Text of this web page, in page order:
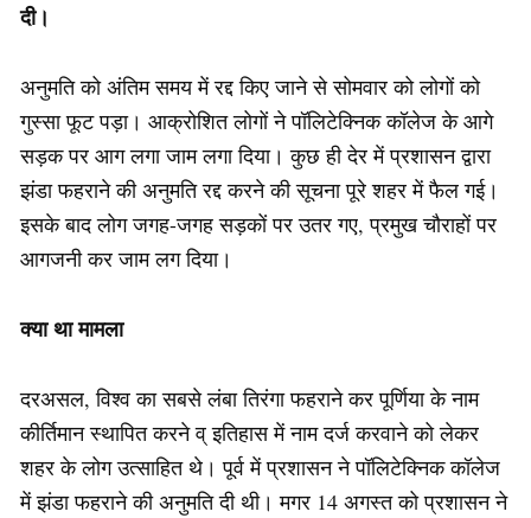
दी।
अनुमति को अंतिम समय में रद्द किए जाने से सोमवार को लोगों को
गुस्सा फूट पड़ा। आक्रोशित लोगों ने पॉलिटेक्निक कॉलेज के आगे
सड़क पर आग लगा जाम लगा दिया। कुछ ही देर में प्रशासन द्वारा
झंडा फहराने की अनुमति रद्द करने की सूचना पूरे शहर में फैल गई।
इसके बाद लोग जगह-जगह सड़कों पर उतर गए, प्रमुख चौराहों पर
आगजनी कर जाम लग दिया।
क्या था मामला
दरअसल, विश्व का सबसे लंबा तिरंगा फहराने कर पूर्णिया के नाम
कीर्तिमान स्थापित करने व् इतिहास में नाम दर्ज करवाने को लेकर
शहर के लोग उत्साहित थे। पूर्व में प्रशासन ने पॉलिटेक्निक कॉलेज
में झंडा फहराने की अनुमति दी थी। मगर 14 अगस्त को प्रशासन ने